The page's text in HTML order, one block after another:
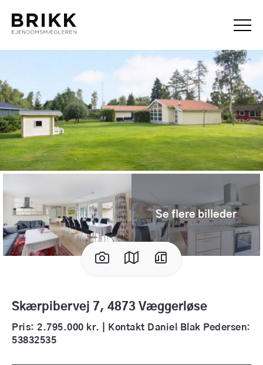
Se flere billeder
Skærpibervej 7, 4873 Væggerløse
Pris: 2.795.000 kr. | Kontakt Daniel Blak Pedersen:
53832535